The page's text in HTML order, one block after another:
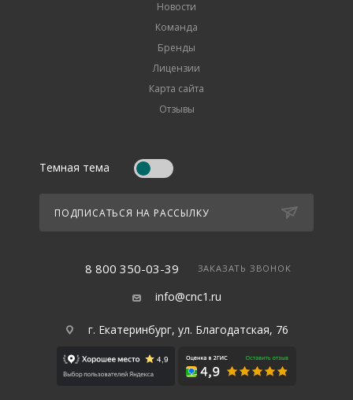
Новости
Команда
Бренды
Лицензии
Карта сайта
Отзывы
Темная тема
ПОДПИСАТЬСЯ НА РАССЫЛКУ
8 800 350-03-39 ЗАКАЗАТЬ ЗВОНОК
info@cnc1.ru
г. Екатеринбург, ул. Благодатская, 76